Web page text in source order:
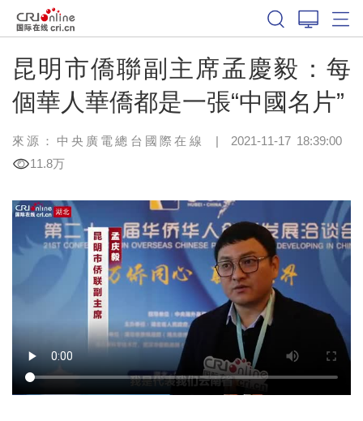
昆明市僑聯副主席孟慶毅：每
個華人華僑都是一張“中國名片”
來源： 中央廣電總台國際在線 | 2021-11-17 18:39:00
11.8万